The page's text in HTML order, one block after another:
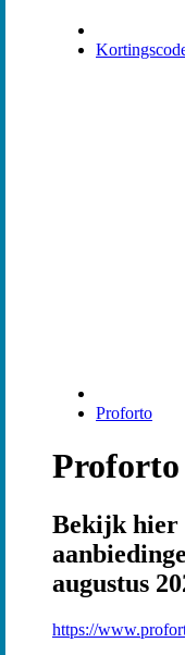
Proforto
Proforto
Bekijk hier
augustus
https://